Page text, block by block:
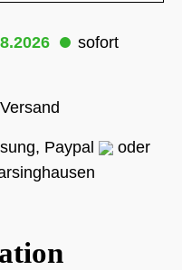
sofort
Paypal
oder